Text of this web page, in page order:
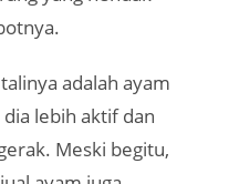
yaiku sikil pitik sik di
adol (pitik).
Jawa, disrimpungi
kang ateges
Artinya disrimpung